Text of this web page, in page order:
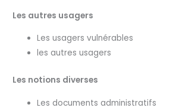
Les autres usagers
Les usagers vulnérables
les autres usagers
Les notions diverses
Les documents administratifs